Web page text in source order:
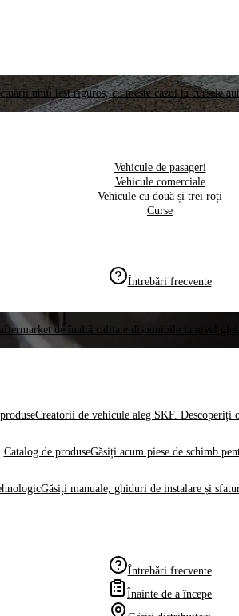
unui test riguros, cu meste cazul la cursele
Vehicule de pasageri
Vehicule comerciale
Vehicule cu două și trei roți
Curse
Întrebări frecvente
de înaltă calitate disponibile la nivel
Creatorii de vehicule aleg SKF. Descoperiți
Catalog de produseGăsiți acum piese de schimb
Găsiți manuale, ghiduri de instalare și
Întrebări frecvente
Înainte de a începe